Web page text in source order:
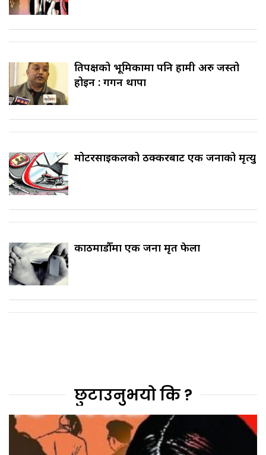
प्रतिपक्षको भूमिकामा पनि हामी अरु जस्तो
होइन : गगन थापा
मोटरसाइकलको ठक्करबाट एक जनाको मृत्यु
काठमाडौँमा एक जना मृत फेला
छुटाउनुभयो कि ?